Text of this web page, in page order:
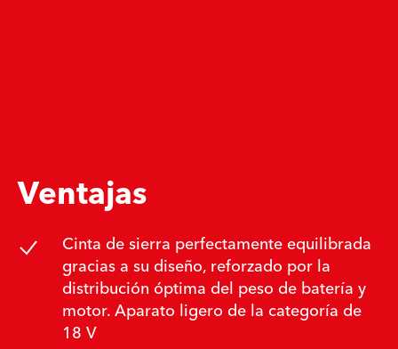
Ventajas
Cinta de sierra perfectamente equilibrada
gracias a su diseño, reforzado por la
distribución óptima del peso de batería y
motor. Aparato ligero de la categoría de
18 V